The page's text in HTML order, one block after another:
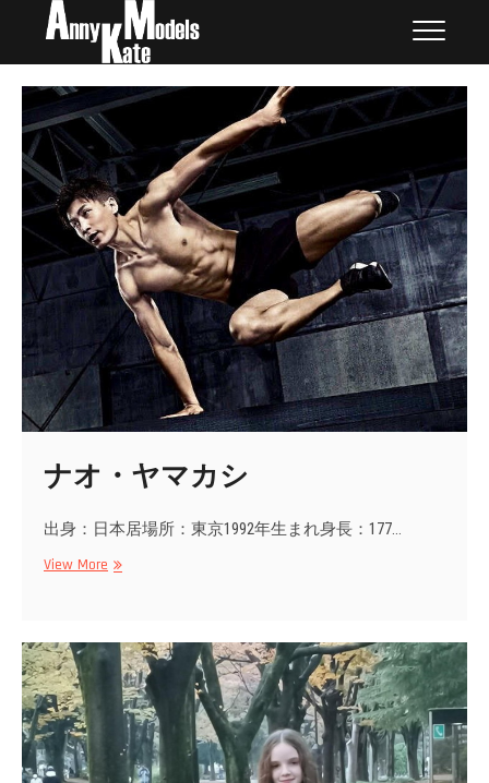
外国人モデル | AnnyKate
Models
外国人モデル | アニケイト・モデルズ
ナオ・ヤマカシ
出身：日本居場所：東京1992年生まれ身長：177…
View More ナ
カ
シ